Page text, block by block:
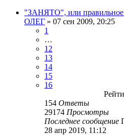
"ЗАНЯТО", или правильное
ОЛЕГ » 07 сен 2009, 20:25
1
…
12
13
14
15
16
154 Ответы
29174 Просмотры
Последнее сообщение
28 апр 2019, 11:12